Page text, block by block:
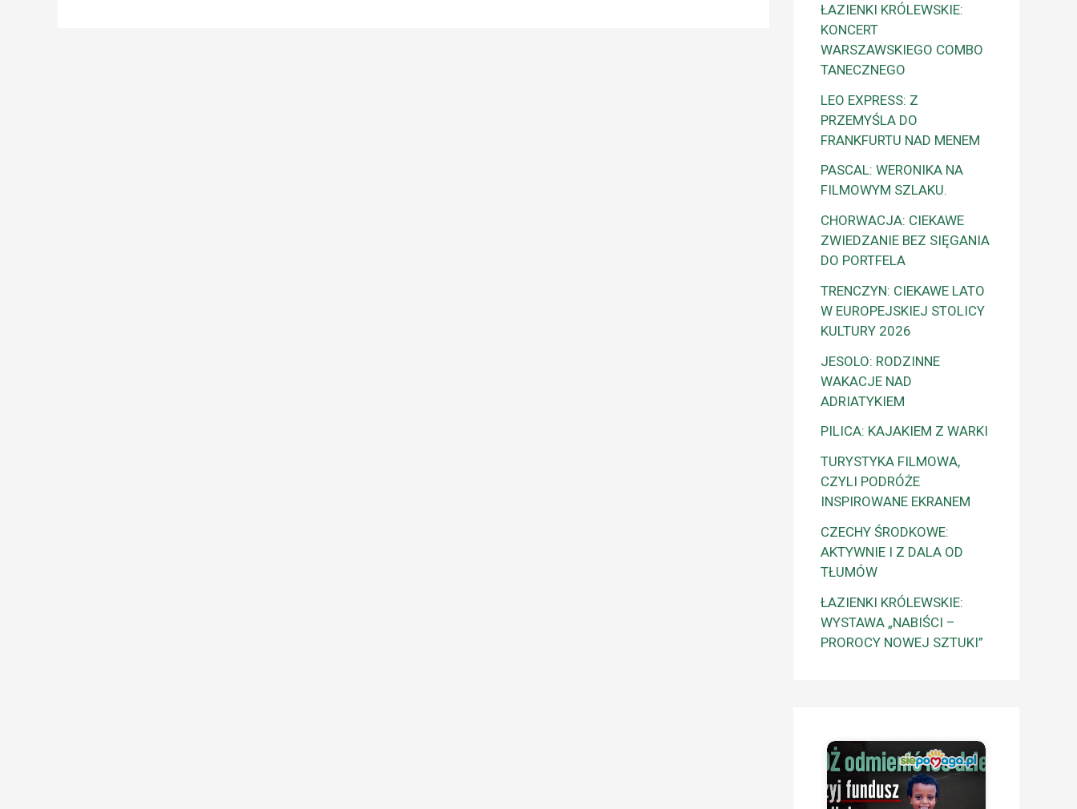
ŁAZIENKI KRÓLEWSKIE:
KONCERT
WARSZAWSKIEGO COMBO
TANECZNEGO
LEO EXPRESS: Z
PRZEMYŚLA DO
FRANKFURTU NAD MENEM
PASCAL: WERONIKA NA
FILMOWYM SZLAKU.
CHORWACJA: CIEKAWE
ZWIEDZANIE BEZ SIĘGANIA
DO PORTFELA
TRENCZYN: CIEKAWE LATO
W EUROPEJSKIEJ STOLICY
KULTURY 2026
JESOLO: RODZINNE
WAKACJE NAD
ADRIATYKIEM
PILICA: KAJAKIEM Z WARKI
TURYSTYKA FILMOWA,
CZYLI PODRÓŻE
INSPIROWANE EKRANEM
CZECHY ŚRODKOWE:
AKTYWNIE I Z DALA OD
TŁUMÓW
ŁAZIENKI KRÓLEWSKIE:
WYSTAWA „NABIŚCI –
PROROCY NOWEJ SZTUKI”